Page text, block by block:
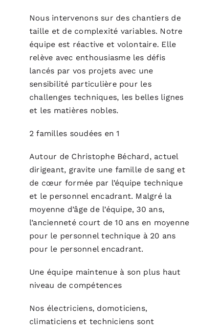
Nous intervenons sur des chantiers de
taille et de complexité variables. Notre
équipe est réactive et volontaire. Elle
relève avec enthousiasme les défis
lancés par vos projets avec une
sensibilité particulière pour les
challenges techniques, les belles lignes
et les matières nobles.
2 familles soudées en 1
Autour de Christophe Béchard, actuel
dirigeant, gravite une famille de sang et
de cœur formée par l’équipe technique
et le personnel encadrant. Malgré la
moyenne d’âge de l’équipe, 30 ans,
l’ancienneté court de 10 ans en moyenne
pour le personnel technique à 20 ans
pour le personnel encadrant.
Une équipe maintenue à son plus haut
niveau de compétences
Nos électriciens, domoticiens,
climaticiens et techniciens sont